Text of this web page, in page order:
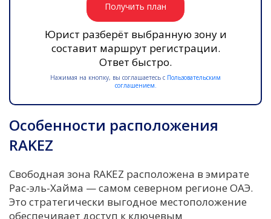
Получить план
Юрист разберёт выбранную зону и
составит маршрут регистрации.
Ответ быстро.
Нажимая на кнопку, вы соглашаетесь с Пользовательским
соглашением.
Особенности расположения
RAKEZ
Свободная зона RAKEZ расположена в эмирате
Рас-эль-Хайма — самом северном регионе ОАЭ.
Это стратегически выгодное местоположение
обеспечивает доступ к ключевым